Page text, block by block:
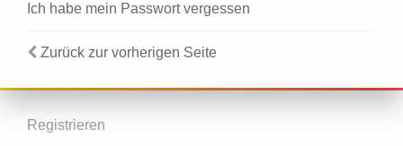
Ich habe mein Passwort vergessen
Zurück zur vorherigen Seite
Registrieren